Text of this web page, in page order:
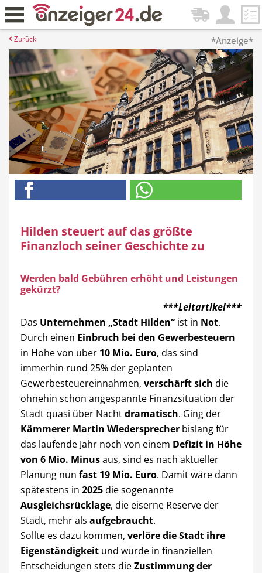
Zurück *Anzeige*
Hilden steuert auf das größte
Finanzloch seiner Geschichte zu
Werden bald Gebühren erhöht und Leistungen
gekürzt?
***Leitartikel***
Das Unternehmen „Stadt Hilden“ ist in Not.
Durch einen Einbruch bei den Gewerbesteuern
in Höhe von über 10 Mio. Euro, das sind
immerhin rund 25% der geplanten
Gewerbesteuereinnahmen, verschärft sich die
ohnehin schon angespannte Finanzsituation der
Stadt quasi über Nachtdramatisch. Ging der
Kämmerer Martin Wiedersprecher bislang für
das laufende Jahr noch von einem Defizit in Höhe
von 6 Mio. Minusaus, sind es nach aktueller
Planung nun fast 19 Mio. Euro. Damit wäre dann
spätestens in 2025die sogenannte
Ausgleichsrücklage, die eiserne Reserve der
Stadt, mehr als aufgebraucht.
Sollte es dazu kommen, verlöre die Stadt ihre
Eigenständigkeit und würde in finanziellen
Entscheidungen stets dieZustimmung der